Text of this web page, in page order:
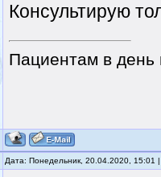
Консультирую
Пациентам в день
Дата: Понедельник, 20.04.2020,